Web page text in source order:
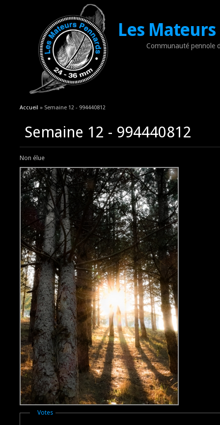
Les
Communauté pennole
Vous êtes ici
Accueil » Semaine 12 - 994440812
Semaine 12 - 994440812
Non élue
Masquer
Votes